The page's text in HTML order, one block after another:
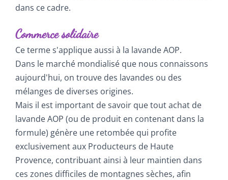
dans ce cadre.
Commerce solidaire
Ce terme s'applique aussi à la lavande AOP.
Dans le marché mondialisé que nous connaissons
aujourd'hui, on trouve des lavandes ou des
mélanges de diverses origines.
Mais il est important de savoir que tout achat de
lavande AOP (ou de produit en contenant dans la
formule) génère une retombée qui profite
exclusivement aux Producteurs de Haute
Provence, contribuant ainsi à leur maintien dans
ces zones difficiles de montagnes sèches, afin